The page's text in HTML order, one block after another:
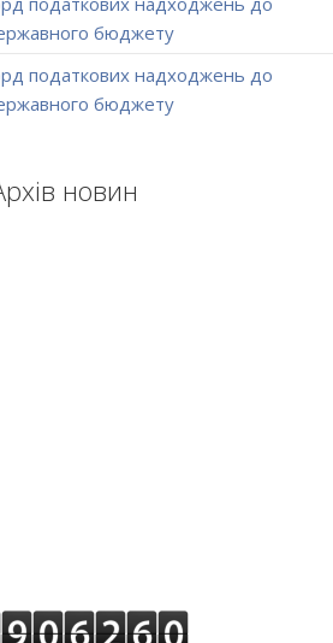
бюджету
податкових надходжень до
бюджету
новин